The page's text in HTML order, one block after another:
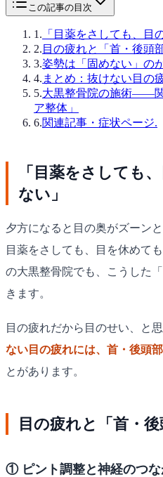
この記事の目次
1 . 「目薬をさしても、目
2. 目の疲れと「首・後頭
3.姿勢は「固めない」の
4. まとめ：抜けない目の
5.大黒整骨院の施術——
ア整体」
6.関連記事・症状ページ.
「目薬をさしても
ない」
夕方になると目の奥がズーン
目薬をさしても、目を休め
の大黒整骨院でも、こうした
きます。
目の疲れだから目のせい、と
ない目の疲れには、首・後頭
とがあります。
目の疲れと「首・
① ピント調整と神経のつな